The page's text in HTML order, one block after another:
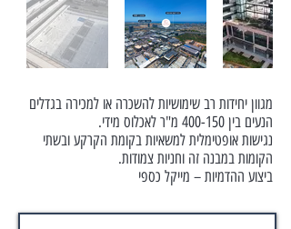
מגוון יחידות רב שימושיות להשכרה או למכירה בגדלים
הנעים בין 400-150 מ"ר לאכלוס מידי.
נגישות אופטימלית למשאיות בקומת הקרקע ובשתי
הקומות במבנה זה וחניות צמודות.
ביצוע ההדמיות – מייקל כספי